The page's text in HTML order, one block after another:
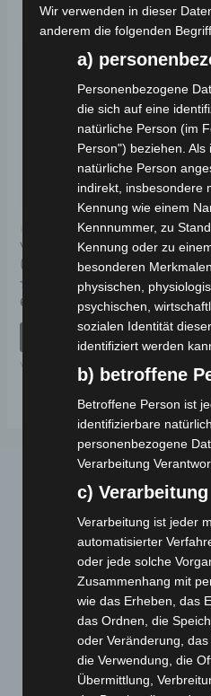
Kostenloser Versand
VM4 VORDERGABEL
(2015-2018 MODELL)
Bewertet
0
69,00
VM4
Händler
Wir verwenden in dieser
anderem die folgenden
a)
Personenbezogene
die sich auf eine
natürliche Person (im
Person") beziehen.
natürliche Person
indirekt, insbesondere
Kennung wie einem
Kennnummer, zu
Kennung oder zu
besonderen
physischen,
psychischen,
sozialen Identität
identifiziert werden
b) betroffene
Betroffene Person ist
identifizierbare
personenbezogene
Verarbeitung
c) Verarbeitung
Verarbeitung ist jeder
automatisierter
oder jede solche
Zusammenhang mit
wie das Erheben, das
das Ordnen, die
oder Veränderung, das
die Verwendung, die
Übermittlung,